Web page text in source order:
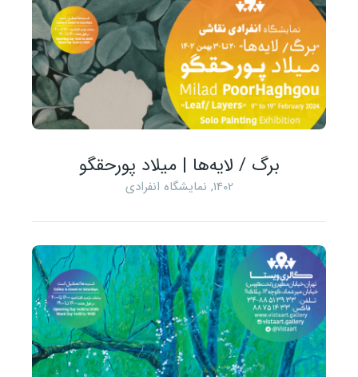
برگ / لایه‌ها | میلاد پورحقگو
1402
, نمایشگاه انفرادی